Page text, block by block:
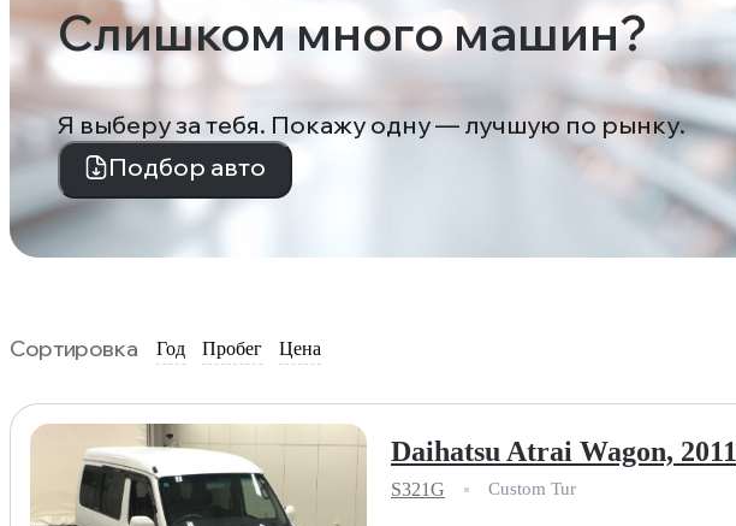
Слишком много машин?
Я выберу за тебя. Покажу одну — лучшую по рынку.
Подбор авто
Сортировка Год Пробег Цена
Daihatsu Atrai Wagon, 2011
S321G Custom Tur